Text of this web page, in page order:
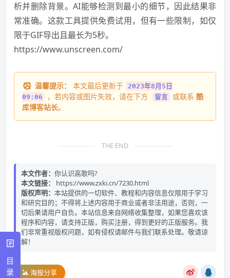
析并删除背景。AI能够检测到最小的细节，因此结果非
常准确。这款工具提供免费试用，但有一些限制，如仅
限于GIF导出且最长为5秒。
https://www.unscreen.com/
温馨提示： 本文最后更新于 2023年8月5日
09:06
，若内容或图片失效，请在下方 留言 或联系 酷
库博客站长。
THE END
本文作者： 你认识高歌吗?
本文链接：
https://www.zxki.cn/7230.html
版权声明： 本站提供的一切软件、教程和内容信息仅限用于学习
和研究目的；不得将上述内容用于商业或者非法用途，否则，一
切后果请用户自负。本站信息来自网络收集整理，如果您喜欢该
程序和内容，请支持正版，购买注册，得到更好的正版服务。我
们非常重视版权问题，如有侵权请邮件与我们联系处理。敬请谅
解！
海报分享
目
录